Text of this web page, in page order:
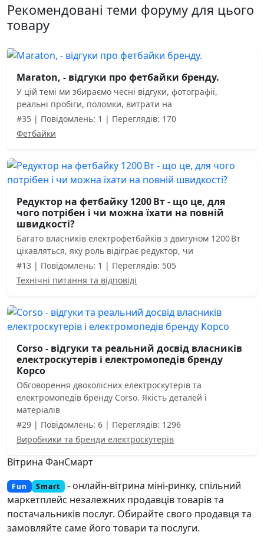
Рекомендовані теми форуму для цього
товару
Maraton, - відгуки про фетбайки бренду.
У цій темі ми збираємо чесні відгуки, фотографії,
реальні пробіги, поломки, витрати на
#35 | Повідомлень: 1 | Переглядів: 170
Фетбайки
Редуктор на фетбайку 1200 Вт - що це, для
чого потрібен і чи можна їхати на повній
швидкості?
Багато власників електрофетбайків з двигуном 1200 Вт
цікавляться, яку роль відіграє редуктор, чи
#13 | Повідомлень: 1 | Переглядів: 505
Технічні питання та відповіді
Corso - відгуки та реальний досвід власників
електроскутерів і електромопедів бренду
Корсо
Обговорення двоколісних електроскутерів та
електромопедів бренду Corso. Якість деталей і
матеріалів
#29 | Повідомлень: 6 | Переглядів: 1296
Виробники та бренди електроскутерів
Вітрина ФанСмарт
Fun Smart
- онлайн-вітрина міні-ринку, спільний
маркетплейс незалежних продавців товарів та
постачальників послуг. Обирайте свого продавця та
замовляйте саме його товари та послуги.